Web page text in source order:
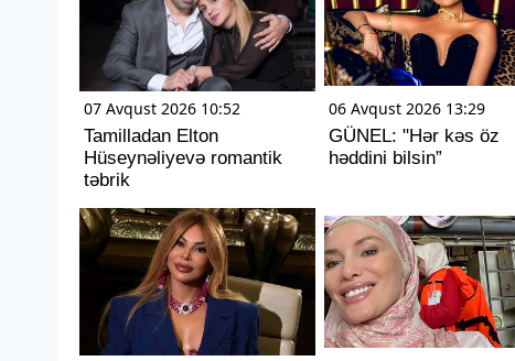
07 Avqust 2026 10:52
Tamilladan Elton
Hüseynəliyevə romantik
təbrik
06 Avqust 2026 13:29
GÜNEL: "Hər kəs öz
həddini bilsin”